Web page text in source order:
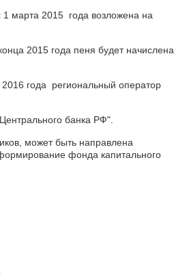
1 марта 2015 года возложена на
2015 года пеня будет начислена
года региональный оператор
банка РФ".
может быть направлена
фонда капитального